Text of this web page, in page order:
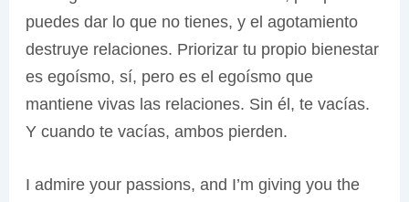
puedes dar lo que no tienes, y el agotamiento
destruye relaciones. Priorizar tu propio bienestar
es egoísmo, sí, pero es el egoísmo que
mantiene vivas las relaciones. Sin él, te vacías.
Y cuando te vacías, ambos pierden.
I admire your passions, and I’m giving you the